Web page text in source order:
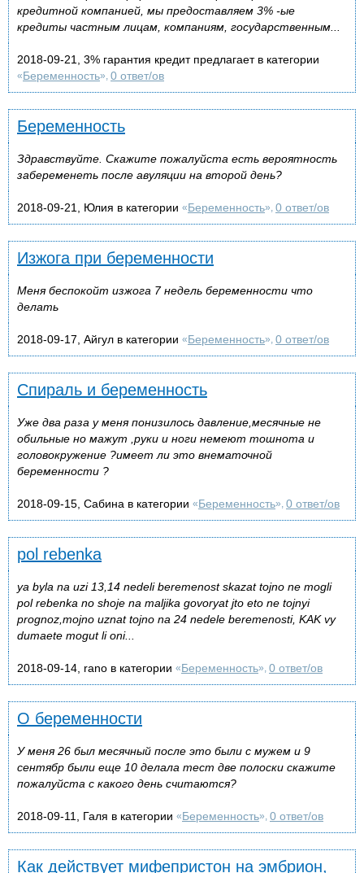
кредитной компанией, мы предоставляем 3% -ые
кредиты частным лицам, компаниям, государственным...
2018-09-21, 3% гарантия кредит предлагает в категории
«Беременность», 0 ответ/ов
Беременность
Здравствуйте. Скажите пожалуйста есть вероятность
забеременеть после авуляции на второй день?
2018-09-21, Юлия в категории «Беременность», 0 ответ/ов
Изжога при беременности
Меня беспокойт изжога 7 недель беременности что
делать
2018-09-17, Айгул в категории «Беременность», 0 ответ/ов
Спираль и беременность
Уже два раза у меня понизилось давление,месячные не
обильные но мажут ,руки и ноги немеют тошнота и
головокружение ?имеет ли это внематочной
беременности ?
2018-09-15, Сабина в категории «Беременность», 0 ответ/ов
pol rebenka
ya byla na uzi 13,14 nedeli beremenost skazat tojno ne mogli
pol rebenka no shoje na maljika govoryat jto eto ne tojnyi
prognoz,mojno uznat tojno na 24 nedele beremenosti, KAK vy
dumaete mogut li oni...
2018-09-14, rano в категории «Беременность», 0 ответ/ов
О беременности
У меня 26 был месячный после это были с мужем и 9
сентябр были ещe 10 делала тест две полоски скажите
пожалуйста с какого день считаются?
2018-09-11, Галя в категории «Беременность», 0 ответ/ов
Как действует мифепристон на эмбрион,